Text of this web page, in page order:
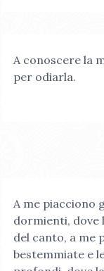
A conoscere la
per odiarla.
A me piacciono
dormienti, dove
del canto, a me
bestemmiate e